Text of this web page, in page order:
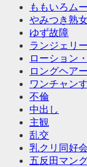
ももいろム
やみつき熟
ゆず故障
ランジェリー
ローション
ロングヘアー
ワンチャン
不倫
中出し
主観
乱交
乳クリ同好会
五反田マン